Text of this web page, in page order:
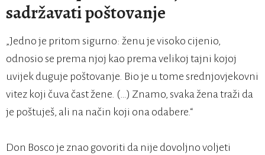
sadržavati poštovanje
„Jedno je pritom sigurno: ženu je visoko cijenio,
odnosio se prema njoj kao prema velikoj tajni kojoj
uvijek duguje poštovanje. Bio je u tome srednjovjekovni
vitez koji čuva čast žene. (…) Znamo, svaka žena traži da
je poštuješ, ali na način koji ona odabere.“
Don Bosco je znao govoriti da nije dovoljno voljeti